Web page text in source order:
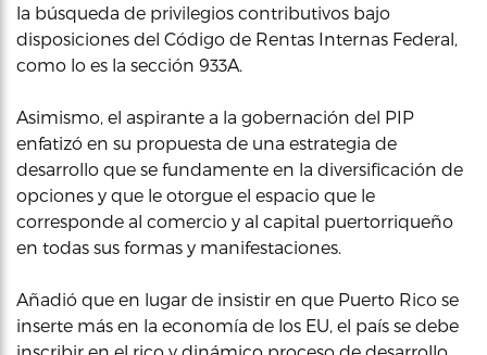
la búsqueda de privilegios contributivos bajo
disposiciones del Código de Rentas Internas Federal,
como lo es la sección 933A.
Asimismo, el aspirante a la gobernación del PIP
enfatizó en su propuesta de una estrategia de
desarrollo que se fundamente en la diversificación de
opciones y que le otorgue el espacio que le
corresponde al comercio y al capital puertorriqueño
en todas sus formas y manifestaciones.
Añadió que en lugar de insistir en que Puerto Rico se
inserte más en la economía de los EU, el país se debe